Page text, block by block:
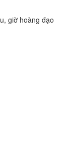
giờ hoàng đạo